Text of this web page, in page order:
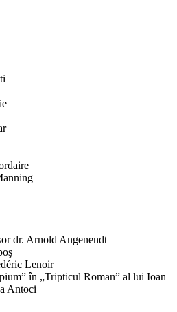
dr. Arnold Angenendt
Lenoir
în „Tripticul Roman” al lui Ioan
Antoci